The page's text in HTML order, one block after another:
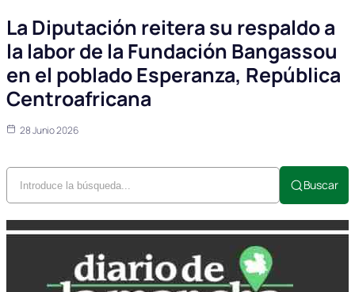
La Diputación reitera su respaldo a
la labor de la Fundación Bangassou
en el poblado Esperanza, República
Centroafricana
28 Junio 2026
Buscar